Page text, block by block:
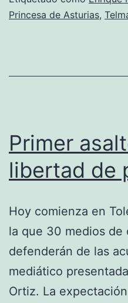
Princesa de Asturias,
Primer
libertad de
Hoy comienza en
la que 30 medios de
defenderán de las
mediático
Ortiz. La